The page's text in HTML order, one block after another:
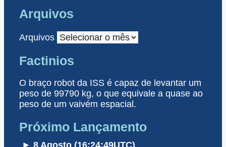
Arquivos
Arquivos
Factinios
O braço robot da ISS é capaz de levantar um
peso de 99790 kg, o que equivale a quase ao
peso de um vaivém espacial.
Próximo Lançamento
► 8 Agosto (16:24:49UTC)